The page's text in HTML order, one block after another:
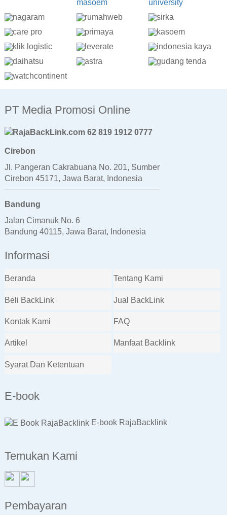
PT Media Promosi Online
62 819 1912 0777
Cirebon
Jl. Pangeran Cakrabuana No. 201, Sumber
Cirebon 45171, Jawa Barat, Indonesia
Bandung
Jalan Cimanuk No. 6
Bandung 40115, Jawa Barat, Indonesia
Informasi
Beranda Tentang Kami
Beli BackLink Jual BackLink
Kontak Kami FAQ
Artikel Manfaat Backlink
Syarat Dan Ketentuan
E-book
E-book RajaBacklink
Temukan Kami
Pembayaran